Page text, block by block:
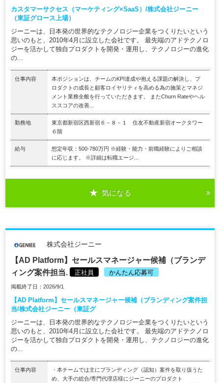
カスタマーサクセス（マーケティング×SaaS）/株式会社ジーニー
（東証グロース上場）
ジーニーは、日本発の世界的なテクノロジー企業をつくりたいという
思いのもと、2010年4月に設立した会社です。 最先端のアドテクノロ
ジーを活かして独自プロダクトを開発・運用し、テクノロジーの進化
の...
仕事内容
本ポジションは、チームのKPI達成や抱える課題の解決し、プ
ロダクトの成長と顧客ロイヤリティを高める為の施策とマネジ
メント業務全般を行っていただきます。 またChurn Rateやヘル
ススコアの改善...
勤務地
東京都新宿区西新宿６－８－１ 住友不動産新宿オークタワー
６階
給与
想定年収：500-780万円 ※経験・能力・前職経験によりご相談
に応じます。 ※詳細は転職エージ...
気になる
株式会社ジーニー
【AD Platform】セールスマネージャー候補（ブランデ
ィング案件担当.
正社員 かんたん応募可
掲載終了日：2026/9/1
【AD Platform】セールスマネージャー候補（ブランディング案件担
当/株式会社ジーニー（東証グ
ジーニーは、日本発の世界的なテクノロジー企業をつくりたいという
思いのもと、2010年4月に設立した会社です。 最先端のアドテクノロ
ジーを活かして独自プロダクトを開発・運用し、テクノロジーの進化
の...
仕事内容
・本チームでは主にブランディング（認知）案件を取り扱うた
め、大手の総合/専門代理店様にジーニーのプロダクト